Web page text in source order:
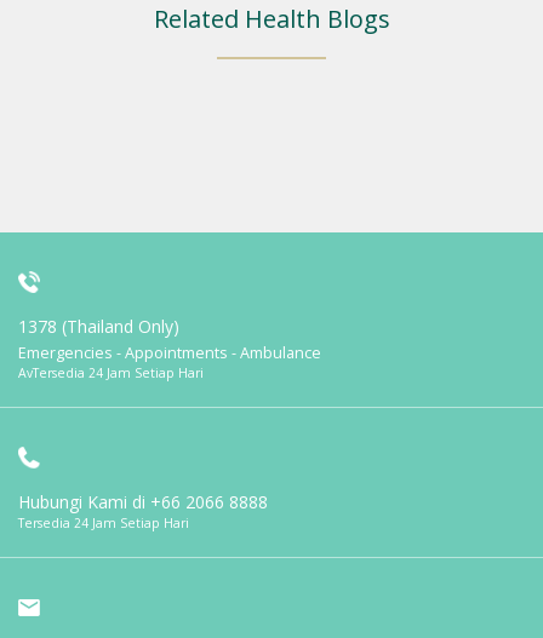
Related Health Blogs
1378 (Thailand Only)
Emergencies - Appointments - Ambulance
AvTersedia 24 Jam Setiap Hari
Hubungi Kami di +66 2066 8888
Tersedia 24 Jam Setiap Hari